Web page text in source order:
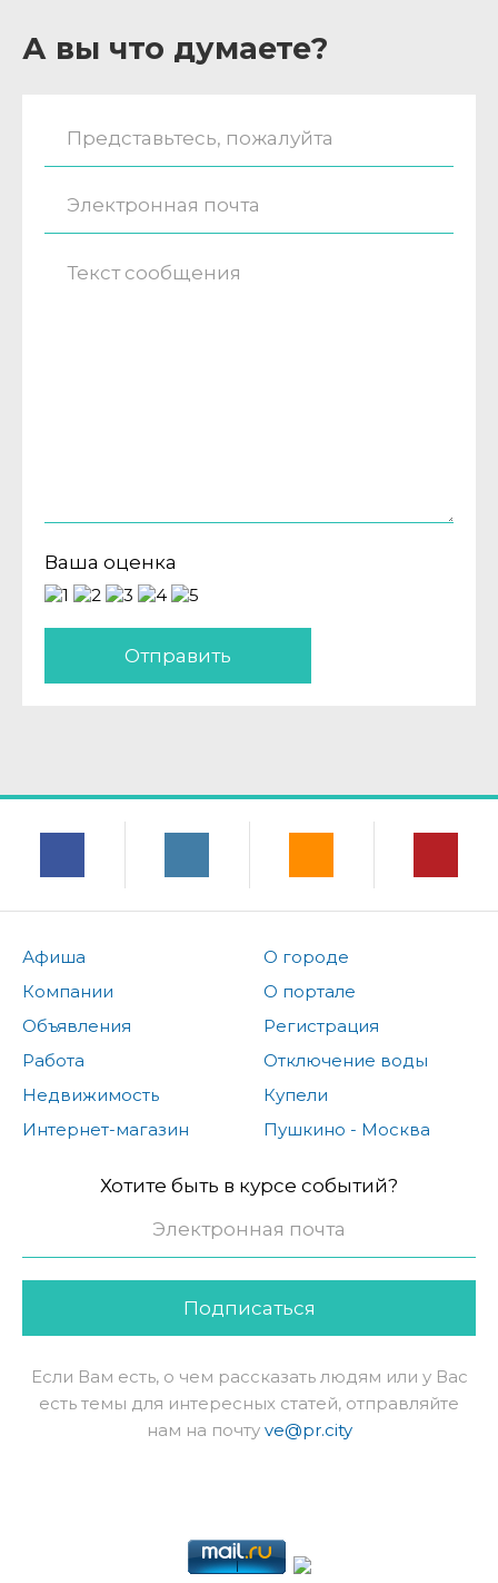
А вы что думаете?
Ваша оценка
Отправить
Афиша
Компании
Объявления
Работа
Недвижимость
Интернет-магазин
О городе
О портале
Регистрация
Отключение воды
Купели
Пушкино - Москва
Хотите быть в курсе событий?
Подписаться
Если Вам есть, о чем рассказать людям или у Вас
есть темы для интересных статей, отправляйте
нам на почту ve@pr.city